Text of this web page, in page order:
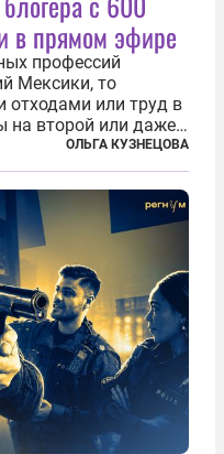
в прямом эфире
профессий
Мексики, то
отходами или труд в
на второй или даже
журналистам и
вперед. В
прямо во...
ОЛЬГА КУЗНЕЦОВА